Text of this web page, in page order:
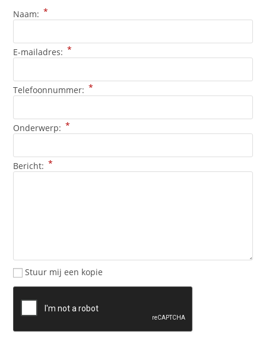
Naam: *
E-mailadres: *
Telefoonnummer: *
Onderwerp: *
Bericht: *
Stuur mij een kopie